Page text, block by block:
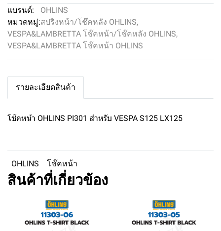
แบรนด์:
OHLINS
หมวดหมู่:สปริงหน้า/โช๊คหลัง OHLINS,
VESPA&LAMBRETTA โช๊คหน้า/โช๊คหลัง OHLINS,
VESPA&LAMBRETTA โช๊คหน้า OHLINS
รายละเอียดสินค้า
โช๊คหน้า OHLINS PI301 สำหรับ VESPA S125 LX125
OHLINS โช๊คหน้า
สินค้าที่เกี่ยวข้อง